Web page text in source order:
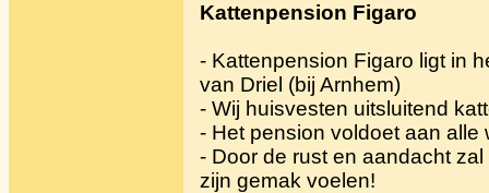
Kattenpension Figaro
- Kattenpension Figaro ligt in
van Driel (bij Arnhem)
- Wij huisvesten uitsluitend
- Het pension voldoet aan alle
- Door de rust en aandacht
zijn gemak voelen!